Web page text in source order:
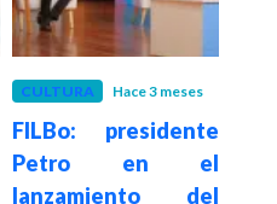
CULTURA Hace 3 meses
FILBo: presidente
Petro en el
lanzamiento del